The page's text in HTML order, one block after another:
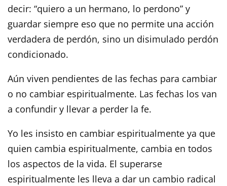
decir: “quiero a un hermano, lo perdono” y
guardar siempre eso que no permite una acción
verdadera de perdón, sino un disimulado perdón
condicionado.
Aún viven pendientes de las fechas para cambiar
o no cambiar espiritualmente. Las fechas los van
a confundir y llevar a perder la fe.
Yo les insisto en cambiar espiritualmente ya que
quien cambia espiritualmente, cambia en todos
los aspectos de la vida. El superarse
espiritualmente les lleva a dar un cambio radical